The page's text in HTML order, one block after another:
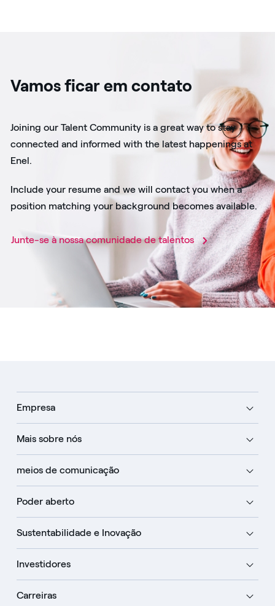
Vamos ficar em contato
Joining our Talent Community is a great way to stay
connected and informed with the latest happenings at
Enel.
Include your resume and we will contact you when a
position matching your background becomes available.
Junte-se à nossa comunidade de talentos
Empresa
Mais sobre nós
meios de comunicação
Poder aberto
Sustentabilidade e Inovação
Investidores
Carreiras